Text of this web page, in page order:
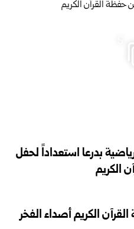
بدرعا استعداداً لحفل
الكريم أصداء الفخر